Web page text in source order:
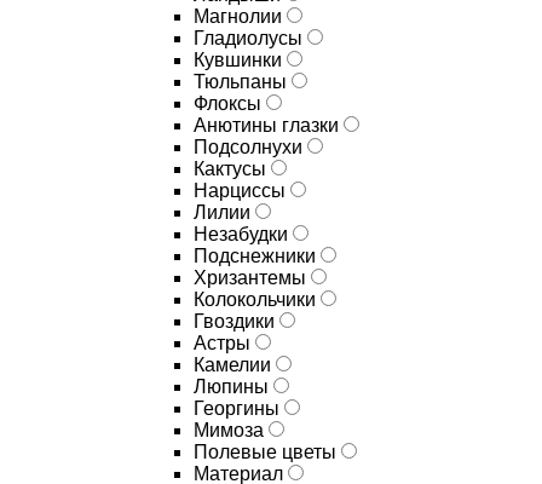
Магнолии
Гладиолусы
Кувшинки
Тюльпаны
Флоксы
Анютины глазки
Подсолнухи
Кактусы
Нарциссы
Лилии
Незабудки
Подснежники
Хризантемы
Колокольчики
Гвоздики
Астры
Камелии
Люпины
Георгины
Мимоза
Полевые цветы
Материал